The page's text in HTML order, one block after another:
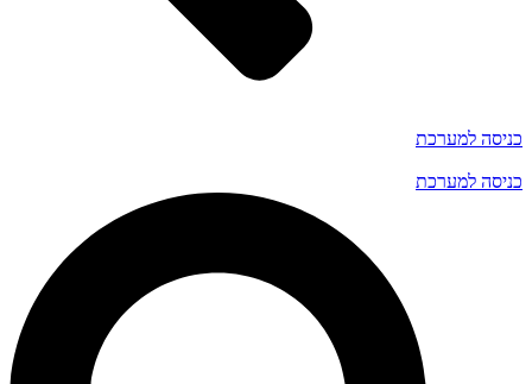
כניסה למערכת
כניסה למערכת